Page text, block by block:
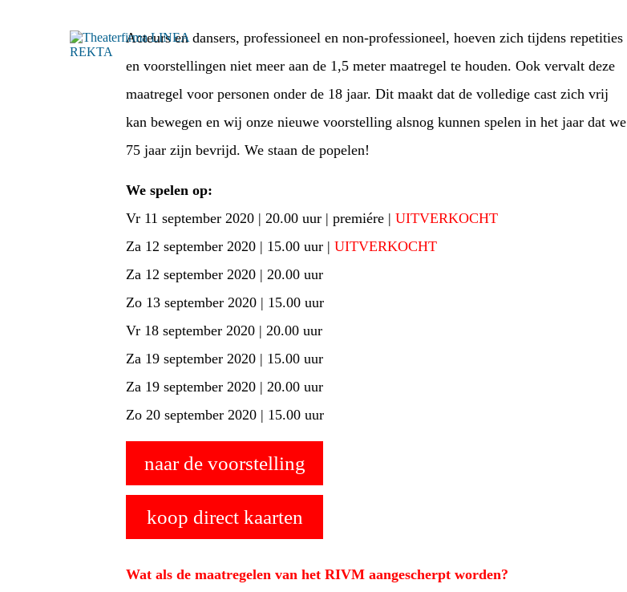
Acteurs en dansers, professioneel en non-professioneel, hoeven zich tijdens repetities
en voorstellingen niet meer aan de 1,5 meter maatregel te houden. Ook vervalt deze
maatregel voor personen onder de 18 jaar. Dit maakt dat de volledige cast zich vrij
kan bewegen en wij onze nieuwe voorstelling alsnog kunnen spelen in het jaar dat we
75 jaar zijn bevrijd. We staan de popelen!
We spelen op:
Vr 11 september 2020 | 20.00 uur | premiére | UITVERKOCHT
Za 12 september 2020 | 15.00 uur | UITVERKOCHT
Za 12 september 2020 | 20.00 uur
Zo 13 september 2020 | 15.00 uur
Vr 18 september 2020 | 20.00 uur
Za 19 september 2020 | 15.00 uur
Za 19 september 2020 | 20.00 uur
Zo 20 september 2020 | 15.00 uur
naar de voorstelling
koop direct kaarten
Wat als de maatregelen van het RIVM aangescherpt worden?